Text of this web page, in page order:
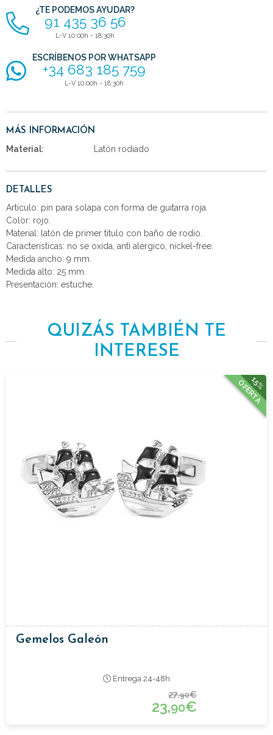
¿TE PODEMOS AYUDAR?
91 435 36 56
L-V 10:00h - 18:30h
ESCRÍBENOS POR WHATSAPP
+34 683 185 759
L-V 10:00h - 18:30h
MÁS INFORMACIÓN
Material: Latón rodiado
DETALLES
Articulo: pin para solapa con forma de guitarra roja.
Color: rojo.
Material: latón de primer titulo con baño de rodio.
Características: no se oxida, anti alérgico, nickel-free.
Medida ancho: 9 mm.
Medida alto: 25 mm.
Presentación: estuche.
QUIZÁS TAMBIÉN TE
INTERESE
15%
OFERTA
Gemelos Galeón
Entrega 24-48h
27,90€
23,90€